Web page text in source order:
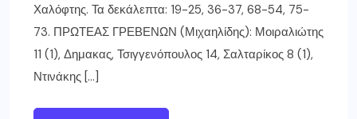
Χαλόφτης. Τα δεκάλεπτα: 19-25, 36-37, 68-54, 75-
73. ΠΡΩΤΕΑΣ ΓΡΕΒΕΝΩΝ (Μιχαηλίδης): Μοιραλιώτης
11 (1), Δημακας, Τσιγγενόπουλος 14, Σαλταρίκος 8 (1),
Ντινάκης […]